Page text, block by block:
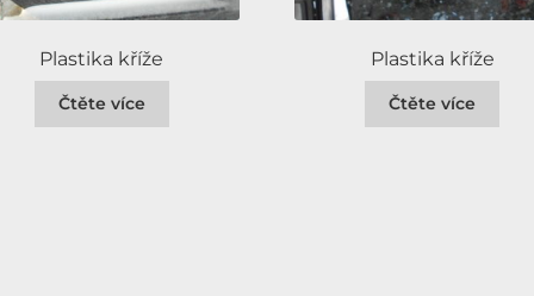
Plastika kříže
Čtěte více
Plastika kříže
Čtěte více